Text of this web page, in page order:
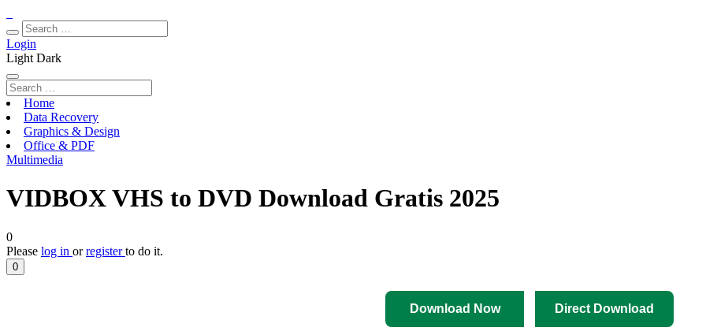
Login
Light Dark
Home
Data Recovery
Graphics & Design
Office & PDF
Multimedia
VIDBOX VHS to DVD Download Gratis 2025
0
Please log in orregisterto do it.
0
Download Now Direct Download